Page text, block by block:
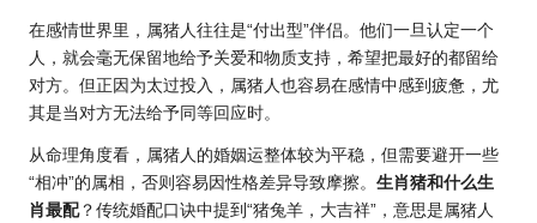
在感情世界里，属猪人往往是“付出型”伴侣。他们一旦认定一个
人，就会毫无保留地给予关爱和物质支持，希望把最好的都留给
对方。但正因为太过投入，属猪人也容易在感情中感到疲惫，尤
其是当对方无法给予同等回应时。
从命理角度看，属猪人的婚姻运整体较为平稳，但需要避开一些
“相冲”的属相，否则容易因性格差异导致摩擦。 生肖猪和什么生
肖最配？传统婚配口诀中提到“猪兔羊，大吉祥”，意思是属猪人